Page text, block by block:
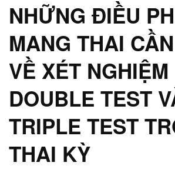
NHỮNG ĐIỀU
MANG THAI
VỀ XÉT NGHIỆM
DOUBLE TEST
TRIPLE TEST
THAI KỲ